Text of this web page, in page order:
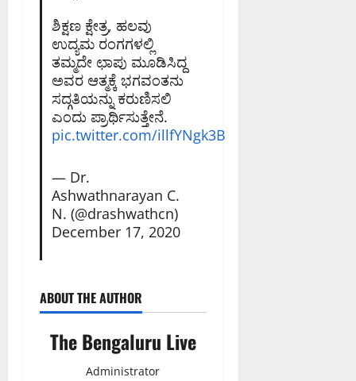
ಶಿಕ್ಷಣ ಕ್ಷೇತ್ರ, ಹಲವು
ಉದ್ಯಮ ರಂಗಗಳಲ್ಲಿ
ತಮ್ಮದೇ ಛಾಪು ಮೂಡಿಸಿದ್ದ
ಅವರ ಆತ್ಮಕ್ಕೆ ಭಗವಂತನು
ಸದ್ಗತಿಯನ್ನು ಕರುಣಿಸಲಿ
ಎಂದು ಪ್ರಾರ್ಥಿಸುತ್ತೇನೆ.
pic.twitter.com/illfYNgk3B
— Dr.
Ashwathnarayan C.
N. (@drashwathcn)
December 17, 2020
ABOUT THE AUTHOR
The Bengaluru Live
Administrator